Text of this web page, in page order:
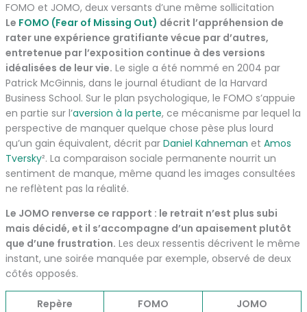
FOMO et JOMO, deux versants d’une même sollicitation
Le FOMO (Fear of Missing Out) décrit l’appréhension de
rater une expérience gratifiante vécue par d’autres,
entretenue par l’exposition continue à des versions
idéalisées de leur vie. Le sigle a été nommé en 2004 par
Patrick McGinnis, dans le journal étudiant de la Harvard
Business School. Sur le plan psychologique, le FOMO s’appuie
en partie sur l’aversion à la perte, ce mécanisme par lequel la
perspective de manquer quelque chose pèse plus lourd
qu’un gain équivalent, décrit par Daniel Kahneman et Amos
Tversky². La comparaison sociale permanente nourrit un
sentiment de manque, même quand les images consultées
ne reflètent pas la réalité.
Le JOMO renverse ce rapport : le retrait n’est plus subi
mais décidé, et il s’accompagne d’un apaisement plutôt
que d’une frustration. Les deux ressentis décrivent le même
instant, une soirée manquée par exemple, observé de deux
côtés opposés.
Repère FOMO JOMO